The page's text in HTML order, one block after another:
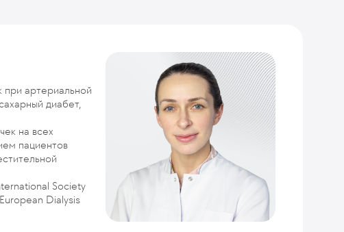
при артериальной
диабет,
на всех
пациентов
Society
Dialysis